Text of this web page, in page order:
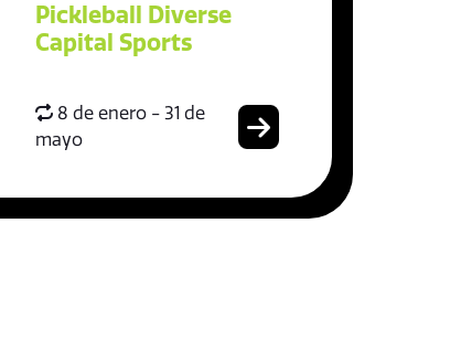
Pickleball Diverse
Capital Sports
8 de enero - 31 de
mayo